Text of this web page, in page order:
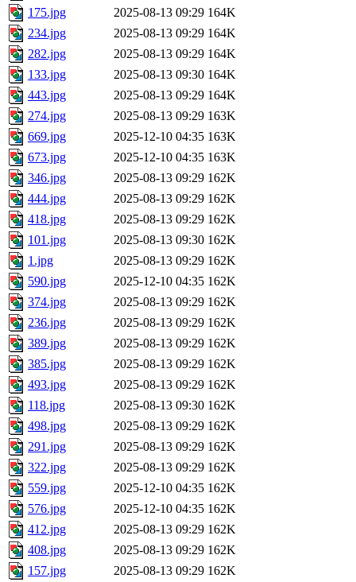
175.jpg
2025-08-13 09:29 164K
234.jpg
2025-08-13 09:29 164K
282.jpg
2025-08-13 09:29 164K
133.jpg
2025-08-13 09:30 164K
443.jpg
2025-08-13 09:29 164K
274.jpg
2025-08-13 09:29 163K
669.jpg
2025-12-10 04:35 163K
673.jpg
2025-12-10 04:35 163K
346.jpg
2025-08-13 09:29 162K
444.jpg
2025-08-13 09:29 162K
418.jpg
2025-08-13 09:29 162K
101.jpg
2025-08-13 09:30 162K
1.jpg
2025-08-13 09:29 162K
590.jpg
2025-12-10 04:35 162K
374.jpg
2025-08-13 09:29 162K
236.jpg
2025-08-13 09:29 162K
389.jpg
2025-08-13 09:29 162K
385.jpg
2025-08-13 09:29 162K
493.jpg
2025-08-13 09:29 162K
118.jpg
2025-08-13 09:30 162K
498.jpg
2025-08-13 09:29 162K
291.jpg
2025-08-13 09:29 162K
322.jpg
2025-08-13 09:29 162K
559.jpg
2025-12-10 04:35 162K
576.jpg
2025-12-10 04:35 162K
412.jpg
2025-08-13 09:29 162K
408.jpg
2025-08-13 09:29 162K
157.jpg
2025-08-13 09:29 162K